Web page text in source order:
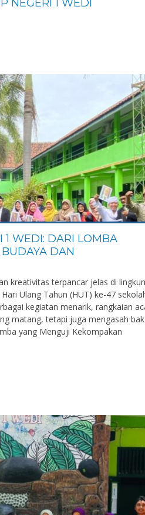
NEGERI 1 WEDI
1 WEDI: DARI LOMBA
DAN
kreativitas terpancar jelas di
Ulang Tahun (HUT) ke-47
kegiatan menarik, rangkaian
matang, tetapi juga mengasah
yang Menguji Kekompakan